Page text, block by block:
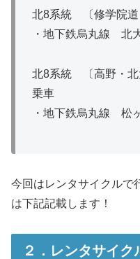
北8系統 〔修学院道
・地下鉄烏丸線 北
北8系統 〔高野・北
乗車
・地下鉄烏丸線 松
今回はレンタサイクルで
は下記記載します！
２．レンタサイク